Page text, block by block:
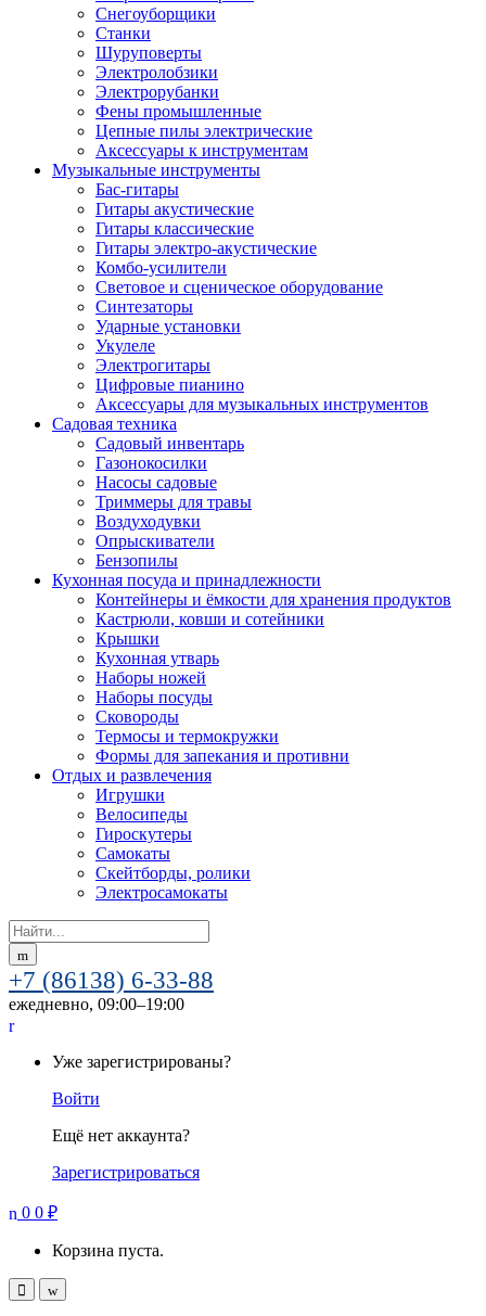
Снегоуборщики
Станки
Шуруповерты
Электролобзики
Электрорубанки
Фены промышленные
Цепные пилы электрические
Аксессуары к инструментам
Музыкальные инструменты
Бас-гитары
Гитары акустические
Гитары классические
Гитары электро-акустические
Комбо-усилители
Световое и сценическое оборудование
Синтезаторы
Ударные установки
Укулеле
Электрогитары
Цифровые пианино
Аксессуары для музыкальных инструментов
Садовая техника
Садовый инвентарь
Газонокосилки
Насосы садовые
Триммеры для травы
Воздуходувки
Опрыскиватели
Бензопилы
Кухонная посуда и принадлежности
Контейнеры и ёмкости для хранения продуктов
Кастрюли, ковши и сотейники
Крышки
Кухонная утварь
Наборы ножей
Наборы посуды
Сковороды
Термосы и термокружки
Формы для запекания и противни
Отдых и развлечения
Игрушки
Велосипеды
Гироскутеры
Самокаты
Скейтборды, ролики
Электросамокаты
Search
for:
+7 (86138) 6-33-88
ежедневно, 09:00–19:00
Уже зарегистрированы?
Войти
Ещё нет аккаунта?
Зарегистрироваться
0 0 ₽
Корзина пуста.